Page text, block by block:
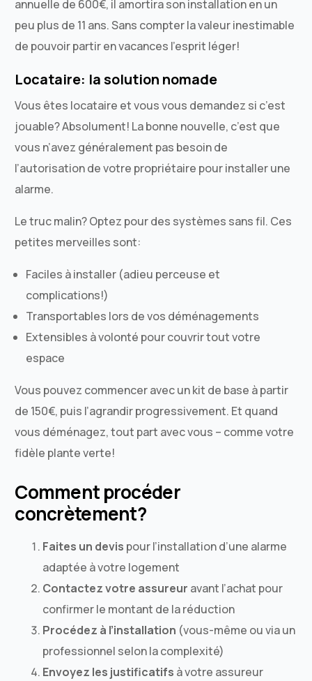
annuelle de 600€, il amortira son installation en un
peu plus de 11 ans. Sans compter la valeur inestimable
de pouvoir partir en vacances l’esprit léger!
Locataire: la solution nomade
Vous êtes locataire et vous vous demandez si c’est
jouable? Absolument! La bonne nouvelle, c’est que
vous n’avez généralement pas besoin de
l’autorisation de votre propriétaire pour installer une
alarme.
Le truc malin? Optez pour des systèmes sans fil. Ces
petites merveilles sont:
Faciles à installer (adieu perceuse et
complications!)
Transportables lors de vos déménagements
Extensibles à volonté pour couvrir tout votre
espace
Vous pouvez commencer avec un kit de base à partir
de 150€, puis l’agrandir progressivement. Et quand
vous déménagez, tout part avec vous – comme votre
fidèle plante verte!
Comment procéder
concrètement?
Faites un devis pour l’installation d’une alarme
adaptée à votre logement
Contactez votre assureur avant l’achat pour
confirmer le montant de la réduction
Procédez à l’installation (vous-même ou via un
professionnel selon la complexité)
Envoyez les justificatifs à votre assureur